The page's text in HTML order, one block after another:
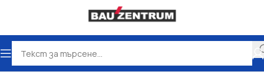
Окачени тавани Акустични окачени тавани Ecophon